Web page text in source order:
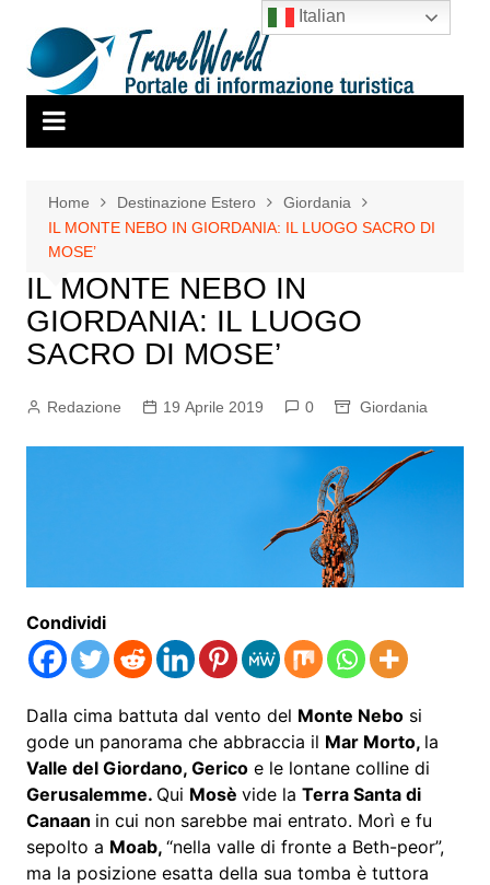
contenuto
Home Destinazione Estero
Giordania
IL MONTE NEBO IN GIORDANIA: IL LUOGO SACRO DI
MOSE’
IL MONTE NEBO IN
GIORDANIA: IL LUOGO
SACRO DI MOSE’
Redazione 19 Aprile 2019 0 Giordania
Condividi
Dalla cima battuta dal vento del Monte Nebosi
gode un panorama che abbraccia il Mar Morto, la
Valle del Giordano, Gericoe le lontane colline di
Gerusalemme. Qui Mosè vide la Terra Santa di
Canaan in cui non sarebbe mai entrato. Morì e fu
sepolto a Moab, “nella valle di fronte a Beth-peor”,
ma la posizione esatta della sua tomba è tuttora
Italian